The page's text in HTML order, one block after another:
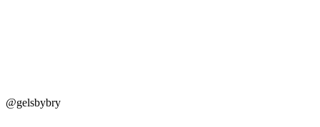
@gelsbybry